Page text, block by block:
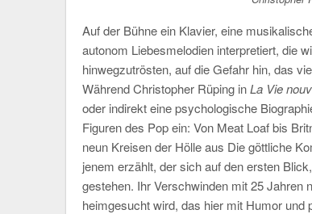
Auf der Bühne ein Klavier, eine
autonom Liebesmelodien interpretiert, die
hinwegzutrösten, auf die Gefahr hin, das
Während Christopher Rüping inLa Vie
oder indirekt eine psychologische
Figuren des Pop ein: Von Meat Loaf bis
neun Kreisen der Hölle aus Die göttliche
jenem erzählt, der sich auf den ersten
gestehen. Ihr Verschwinden mit 25 Jahren
heimgesucht wird, das hier mit Humor